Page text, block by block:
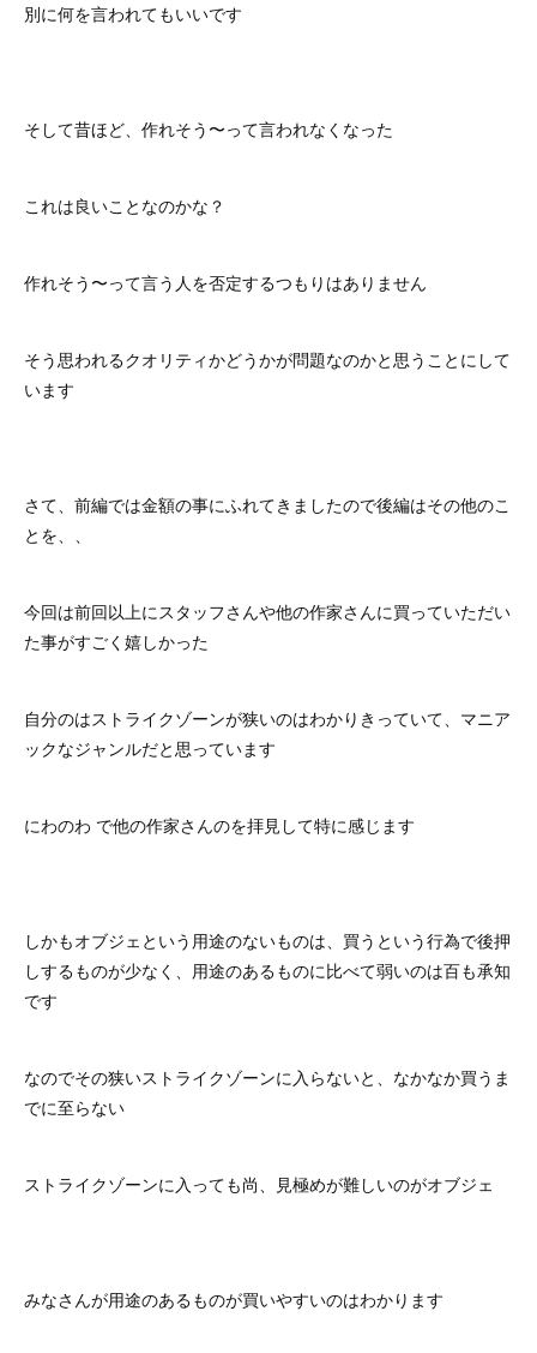
別に何を言われてもいいです
そして昔ほど、作れそう〜って言われなくなった
これは良いことなのかな？
作れそう〜って言う人を否定するつもりはありません
そう思われるクオリティかどうかが問題なのかと思うことにして
います
さて、前編では金額の事にふれてきましたので後編はその他のこ
とを、、
今回は前回以上にスタッフさんや他の作家さんに買っていただい
た事がすごく嬉しかった
自分のはストライクゾーンが狭いのはわかりきっていて、マニア
ックなジャンルだと思っています
にわのわ で他の作家さんのを拝見して特に感じます
しかもオブジェという用途のないものは、買うという行為で後押
しするものが少なく、用途のあるものに比べて弱いのは百も承知
です
なのでその狭いストライクゾーンに入らないと、なかなか買うま
でに至らない
ストライクゾーンに入っても尚、見極めが難しいのがオブジェ
みなさんが用途のあるものが買いやすいのはわかります